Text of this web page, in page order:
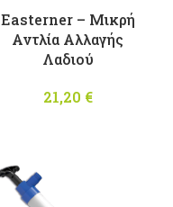
Easterner – Μικρή
Αντλία Αλλαγής
Λαδιού
21,20 €